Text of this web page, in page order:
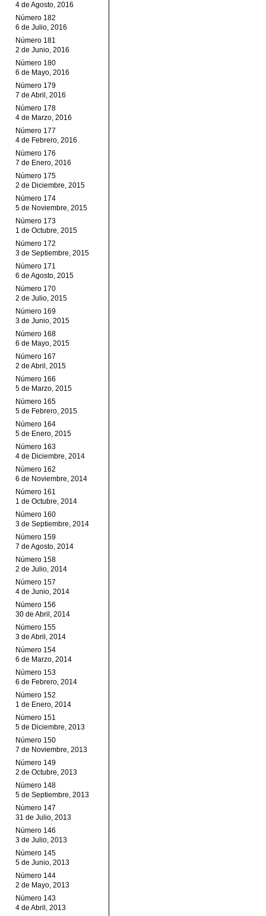
4 de Agosto, 2016
Número 182
6 de Julio, 2016
Número 181
2 de Junio, 2016
Número 180
6 de Mayo, 2016
Número 179
7 de Abril, 2016
Número 178
4 de Marzo, 2016
Número 177
4 de Febrero, 2016
Número 176
7 de Enero, 2016
Número 175
2 de Diciembre, 2015
Número 174
5 de Noviembre, 2015
Número 173
1 de Octubre, 2015
Número 172
3 de Septiembre, 2015
Número 171
6 de Agosto, 2015
Número 170
2 de Julio, 2015
Número 169
3 de Junio, 2015
Número 168
6 de Mayo, 2015
Número 167
2 de Abril, 2015
Número 166
5 de Marzo, 2015
Número 165
5 de Febrero, 2015
Número 164
5 de Enero, 2015
Número 163
4 de Diciembre, 2014
Número 162
6 de Noviembre, 2014
Número 161
1 de Octubre, 2014
Número 160
3 de Septiembre, 2014
Número 159
7 de Agosto, 2014
Número 158
2 de Julio, 2014
Número 157
4 de Junio, 2014
Número 156
30 de Abril, 2014
Número 155
3 de Abril, 2014
Número 154
6 de Marzo, 2014
Número 153
6 de Febrero, 2014
Número 152
1 de Enero, 2014
Número 151
5 de Diciembre, 2013
Número 150
7 de Noviembre, 2013
Número 149
2 de Octubre, 2013
Número 148
5 de Septiembre, 2013
Número 147
31 de Julio, 2013
Número 146
3 de Julio, 2013
Número 145
5 de Junio, 2013
Número 144
2 de Mayo, 2013
Número 143
4 de Abril, 2013